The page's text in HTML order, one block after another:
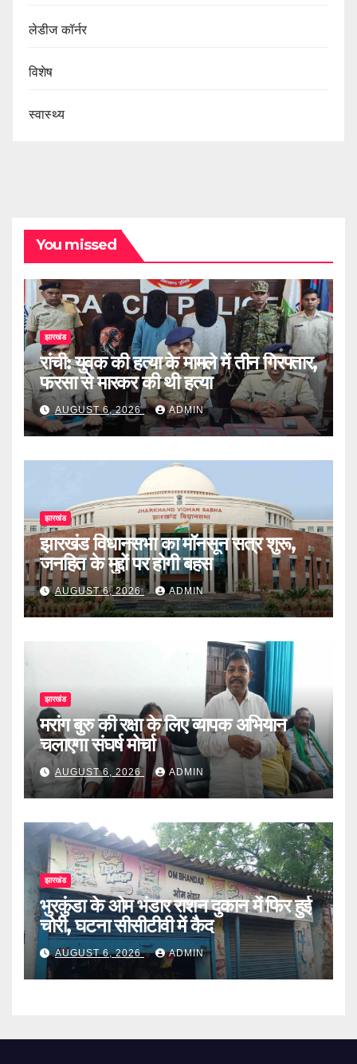
लेडीज कॉर्नर
विशेष
स्वास्थ्य
You missed
झारखंड
रांची: युवक की हत्या के मामले में तीन गिरफ्तार,
फरसा से मारकर की थी हत्या
AUGUST 6, 2026 ADMIN
झारखंड
झारखंड विधानसभा का मॉनसून सत्र शुरू,
जनहित के मुद्दों पर होगी बहस
AUGUST 6, 2026 ADMIN
झारखंड
मरांग बुरु की रक्षा के लिए व्यापक अभियान
चलाएगा संघर्ष मोर्चा
AUGUST 6, 2026 ADMIN
झारखंड
भुरकुंडा के ओम भंडार राशन दुकान में फिर हुई
चोरी, घटना सीसीटीवी में कैद
AUGUST 6, 2026 ADMIN